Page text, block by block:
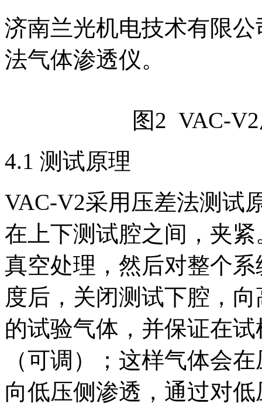
济南兰光机电技术有限
法气体渗透仪。
图2 VAC-
4.1 测试原理
VAC-V2采用压差法测试
在上下测试腔之间，夹
真空处理，然后对整个
度后，关闭测试下腔，
的试验气体，并保证在
（可调）；这样气体会
向低压侧渗透，通过对